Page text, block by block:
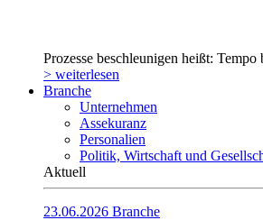
Prozesse beschleunigen heißt:
> weiterlesen
Branche
Unternehmen
Assekuranz
Personalien
Politik, Wirtschaft und
Aktuell
23.06.2026 Branche